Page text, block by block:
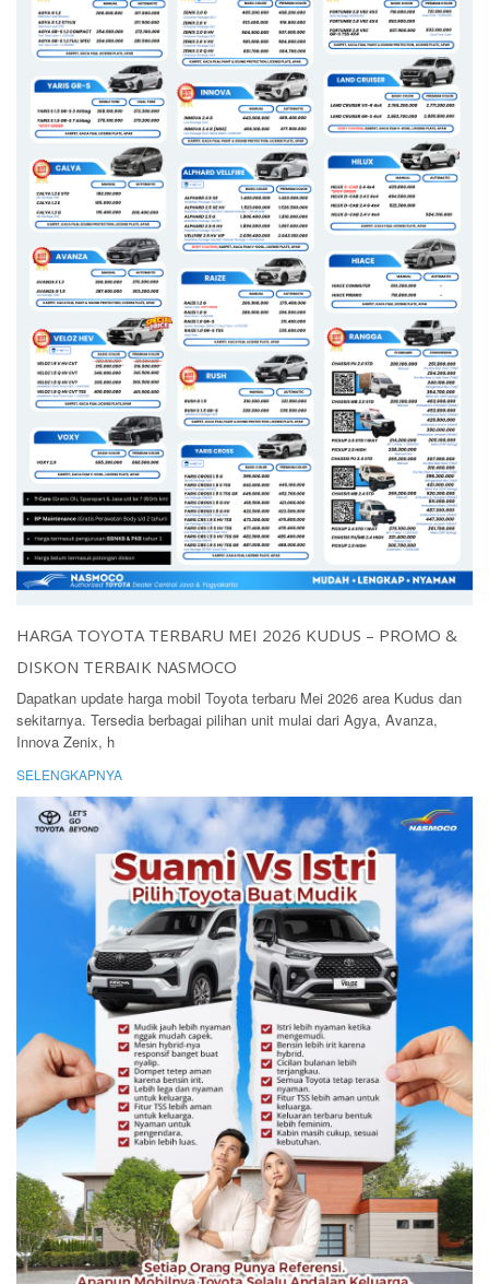
HARGA TOYOTA TERBARU MEI 2026 KUDUS – PROMO &
DISKON TERBAIK NASMOCO
Dapatkan update harga mobil Toyota terbaru Mei 2026 area Kudus dan
sekitarnya. Tersedia berbagai pilihan unit mulai dari Agya, Avanza,
Innova Zenix, h
SELENGKAPNYA